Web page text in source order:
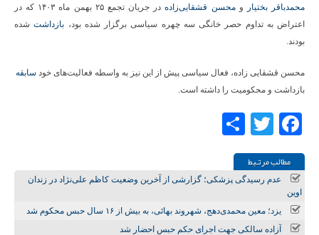
محمدباقر بختیار ومحسن قشقایی‌زاده
در جریان تجمع ۲۵ بهمن ماه ۱۴۰۳ که در
اعتراض به تداوم حصر خانگی سه چهره سیاسی برگزار شده بود، بازداشتشده
بودند.
محسن قشقایی زاده، فعال سیاسی پیش از این نیز به واسطه فعالیت‌های خود سابقه
بازداشت و محکومیت را داشته است.
Facebook
Twitter
مطالب مرتـبط
عدم رسیدگی پزشکی؛ گزارشی از آخرین وضعیت کاظم علی‌نژاد در زندان
اوین
یزد؛ معین محمدی‌دهج، شهروند بهائی، به بیش از ۱۶ سال حبس محکوم شد
آزاده سالکی جهت اجرای حکم حبس احضار شد